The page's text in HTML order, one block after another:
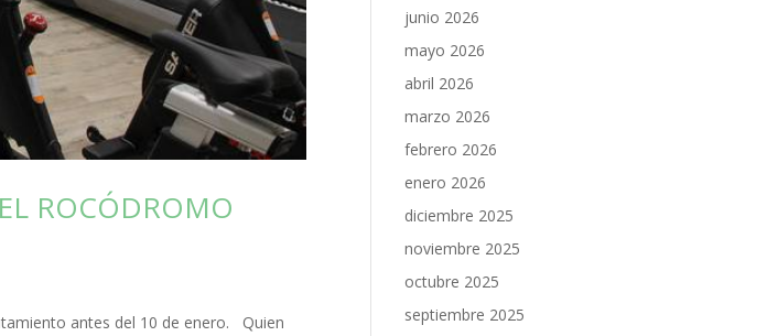
ROCÓDROMO
antes del 10 de enero. Quien
junio 2026
mayo 2026
abril 2026
marzo 2026
febrero 2026
enero 2026
diciembre 2025
noviembre 2025
octubre 2025
septiembre 2025